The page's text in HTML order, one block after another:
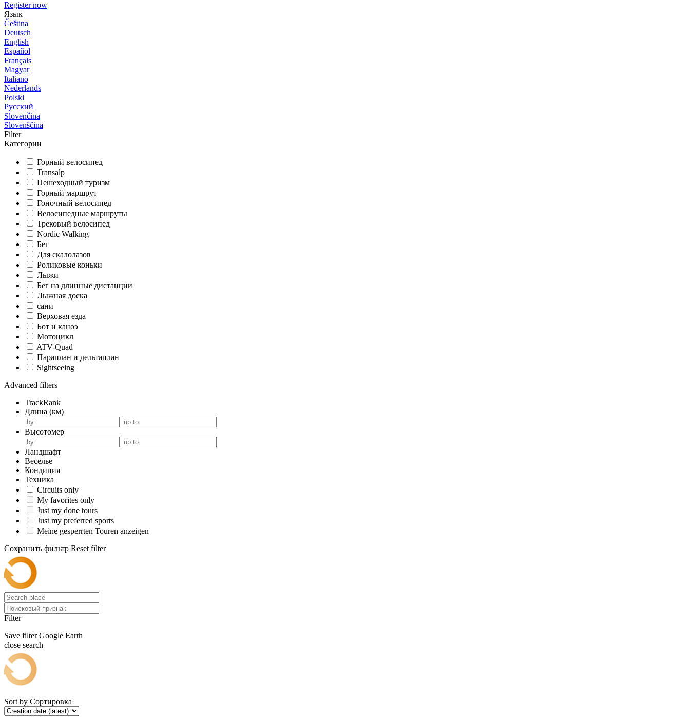
Register now
Язык
Čeština
Deutsch
English
Español
Français
Magyar
Italiano
Nederlands
Polski
Русский
Slovenčina
Slovenščina
Filter
Категории
Горный велосипед
Transalp
Пешеходный туризм
Горный маршрут
Гоночный велосипед
Велосипедные маршруты
Трековый велосипед
Nordic Walking
Бег
Для скалолазов
Роликовые коньки
Лыжи
Бег на длинные дистанции
Лыжная доска
сани
Верховая езда
Бот и каноэ
Мотоцикл
ATV-Quad
Параплан и дельтаплан
Sightseeing
Advanced filters
TrackRank
Длина (км)
Высотомер
Ландшафт
Веселье
Кондиция
Техника
Circuits only
My favorites only
Just my done tours
Just my preferred sports
Meine gesperrten Touren anzeigen
Сохранить фильтр Reset filter
Filter
Save filter Google Earth
close search
Sort by Сортировка